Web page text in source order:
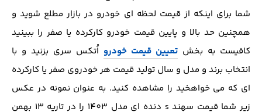
شما برای اینکه از قیمت لحظه ای خودرو در بازار مطلع شوید و
همچنین حد بالا و پایین قیمت خودرو کارکرده یا صفر را ببینید
کافیست به بخش تعیین قیمت خودرو اُتکس سری بزنید و با
انتخاب برند و مدل و سال تولید قیمت هر خودروی صفر یا کارکرده
ای که می خواهخید را مشاهده کنید. به عنوان نمونه در عکس
زیر شما قیمت سهند s دنده ای مدل 1403 را در تاریه 13 بهمن